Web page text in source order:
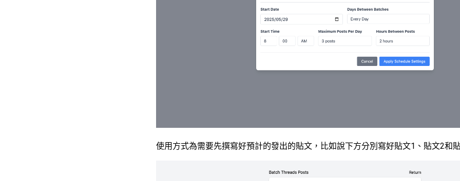
使用方式為需要先撰寫好預計的發出的貼文，比如說下方分別寫好貼文1、貼文2和